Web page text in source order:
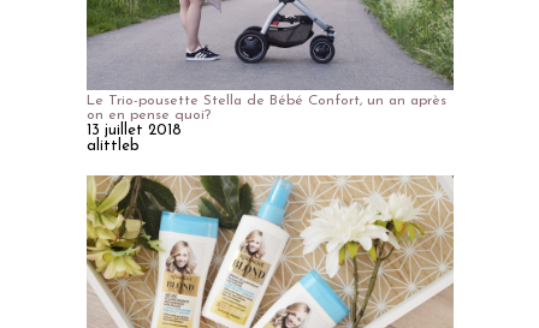
Le Trio-pousette Stella de Bébé Confort, un an après
on en pense quoi?
13 juillet 2018
alittleb